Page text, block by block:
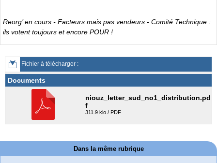
Reorg’ en cours - Facteurs mais pas vendeurs - Comité Technique :
ils votent toujours et encore POUR !
Fichier à télécharger :
Documents
niouz_letter_sud_no1_distribution.pd
f
311.9 kio / PDF
Dans la même rubrique